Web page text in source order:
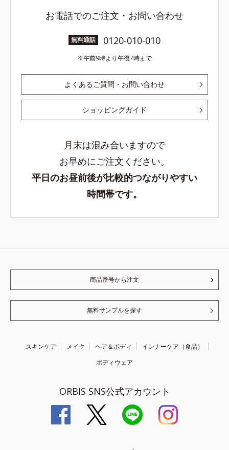
お電話でのご注文・お問い合わせ
無料通話 0120-010-010
午前9時より午後7時まで
よくあるご質問・お問い合わせ
ショッピングガイド
月末は混み合いますので
お早めにご注文ください。
平日のお昼前後が比較的つながりやすい
時間帯です。
商品番号から注文
無料サンプルを探す
スキンケア メイク ヘア＆ボディ
インナーケア（食品）
ボディウェア
ORBIS SNS公式アカウント